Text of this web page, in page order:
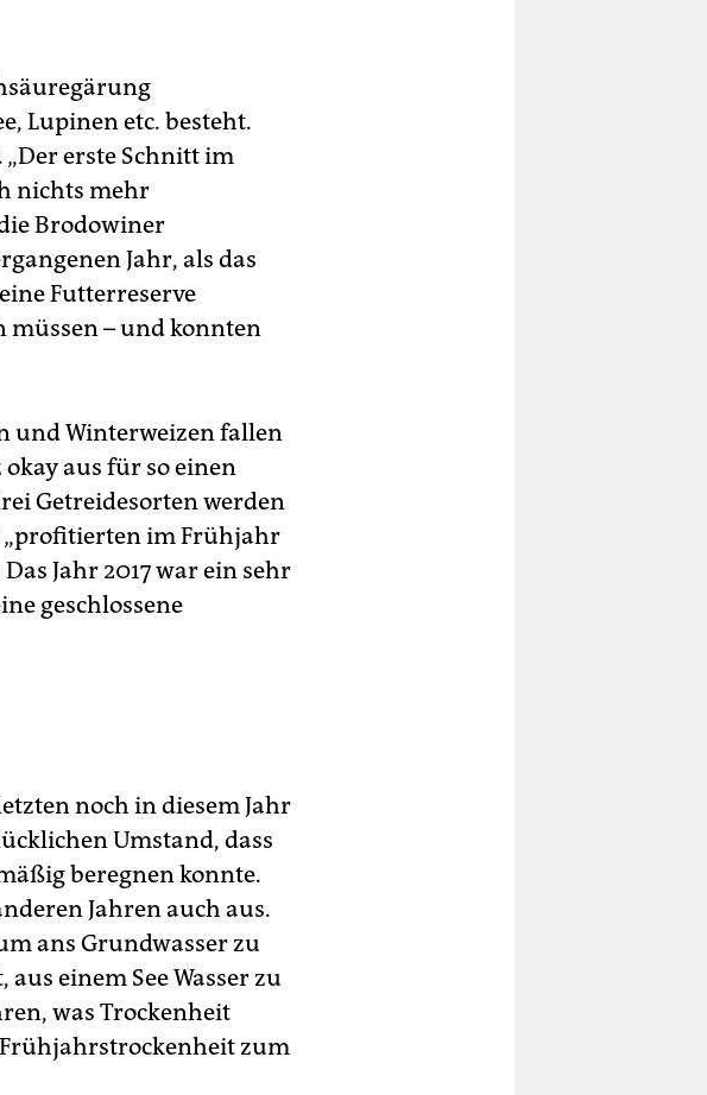
Lupinen etc. besteht.
erste Schnitt im
nichts mehr
Brodowiner
Jahr, als das
Futterreserve
müssen – und konnten
und Winterweizen fallen
okay aus für so einen
Getreidesorten werden
„profitierten im Frühjahr
Jahr 2017 war ein sehr
geschlossene
noch in diesem Jahr
Umstand, dass
beregnen konnte.
Jahren auch aus.
ans Grundwasser zu
einem See Wasser zu
was Trockenheit
Frühjahrstrockenheit zum